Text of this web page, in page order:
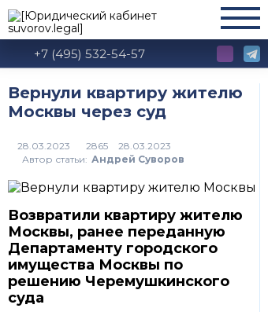
+7 (495) 532-54-57
Вернули квартиру жителю
Москвы через суд
28.03.2023
2865
Автор статьи: Андрей Суворов
Возвратили квартиру жителю
Москвы, ранее переданную
Департаменту городского
имущества Москвы по
решению Черемушкинского
суда